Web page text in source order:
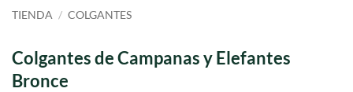
TIENDA / COLGANTES
Colgantes de Campanas y Elefantes
Bronce